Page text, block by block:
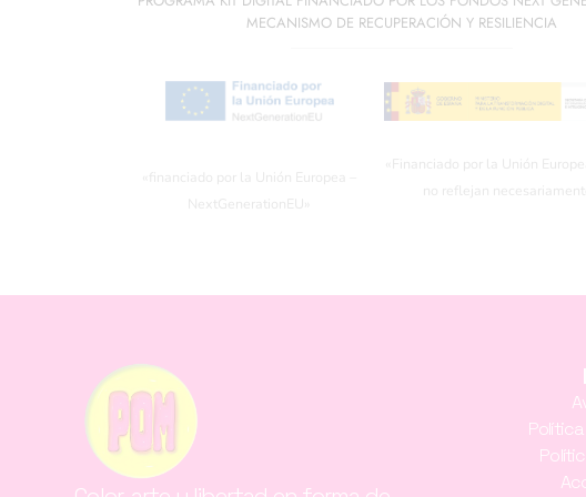
MECANISMO DE RECUPERACIÓN Y RESILIENCIA
«financiado por la Unión Europea –
NextGenerationEU»
«Financiado por la Unión
no reflejan